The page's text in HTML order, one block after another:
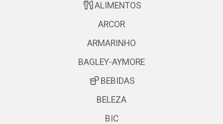
ALIMENTOS
ARCOR
ARMARINHO
BAGLEY-AYMORE
BEBIDAS
BELEZA
BIC